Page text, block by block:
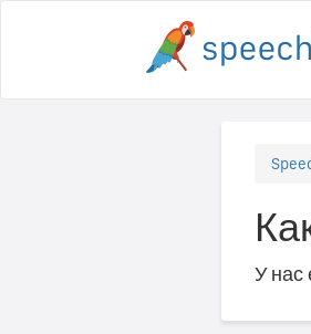
У нас